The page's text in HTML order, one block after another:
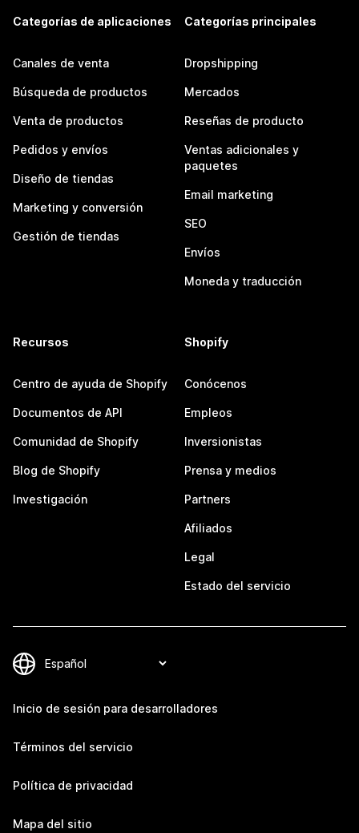
Categorías de aplicaciones
Canales de venta
Búsqueda de productos
Venta de productos
Pedidos y envíos
Diseño de tiendas
Marketing y conversión
Gestión de tiendas
Categorías principales
Dropshipping
Mercados
Reseñas de producto
Ventas adicionales y
paquetes
Email marketing
SEO
Envíos
Moneda y traducción
Recursos
Centro de ayuda de Shopify
Documentos de API
Comunidad de Shopify
Blog de Shopify
Investigación
Shopify
Conócenos
Empleos
Inversionistas
Prensa y medios
Partners
Afiliados
Legal
Estado del servicio
Inicio de sesión para desarrolladores
Términos del servicio
Política de privacidad
Mapa del sitio